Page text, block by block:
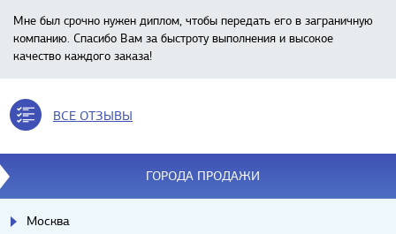
Мне был срочно нужен диплом, чтобы передать его в заграничную
компанию. Спасибо Вам за быстроту выполнения и высокое
качество каждого заказа!
ВСЕ ОТЗЫВЫ
ГОРОДА ПРОДАЖИ
Москва